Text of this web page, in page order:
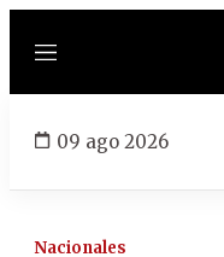
Menú
09 ago 2026
Nacionales